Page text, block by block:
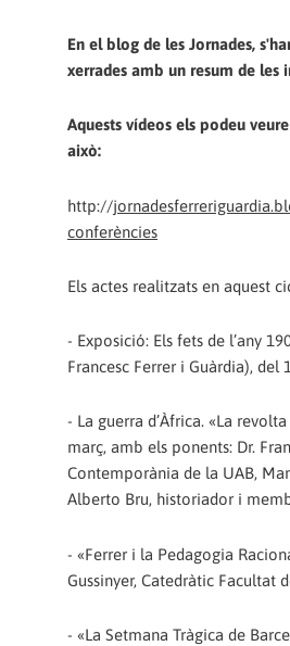
En el blog de les Jornades,
xerrades amb un resum de les
Aquests vídeos els podeu
això:
http://
conferències
Els actes realitzats en aquest
- Exposició: Els fets de l’any
Francesc Ferrer i Guàrdia), del
- La guerra d’Àfrica. «La
març, amb els ponents: Dr.
Contemporània de la UAB,
Alberto Bru, historiador i
- «Ferrer i la Pedagogia
Gussinyer, Catedràtic Facultat
- «La Setmana Tràgica de